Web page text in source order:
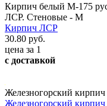
Кирпич белый М-175
ЛСР. Стеновые - М
Кирпич ЛСР
30.80 руб.
цена за 1
с доставкой
Железногорский
Железногорский кирпич